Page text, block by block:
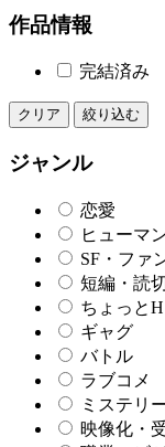
作品情報
完結済み
クリア 絞り込む
ジャンル
恋愛
ヒューマ
SF・ファ
短編・読
ちょっとH
ギャグ
バトル
ラブコメ
ミステリ
映像化・